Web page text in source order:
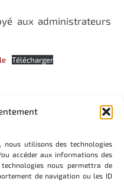
nous utilisons des technologies
accéder aux informations des
nous permettra de
de navigation ou les ID
aux administrateurs
Télécharger
Télécharger